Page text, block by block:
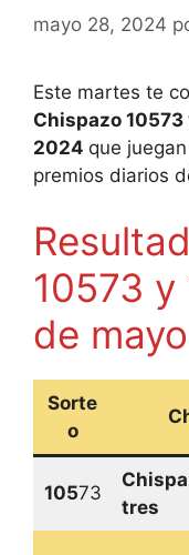
mayo 28, 2024
Este martes te
Chispazo 10573
2024 que
premios diarios
10573 y
de
Sorte
o
10573
tres